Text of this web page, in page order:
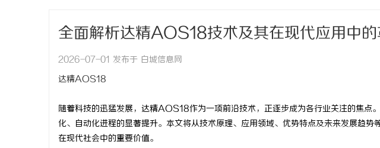
全面解析达精AOS18技术及其在现代应用中
2026-07-01 发布于 白城信息网
达精AOS18
随着科技的迅猛发展，达精AOS18作为一项前沿技术，正逐步成为各行业关注的焦点
化、自动化进程的显著提升。本文将从技术原理、应用领域、优势特点及未来发展趋
在现代社会中的重要价值。